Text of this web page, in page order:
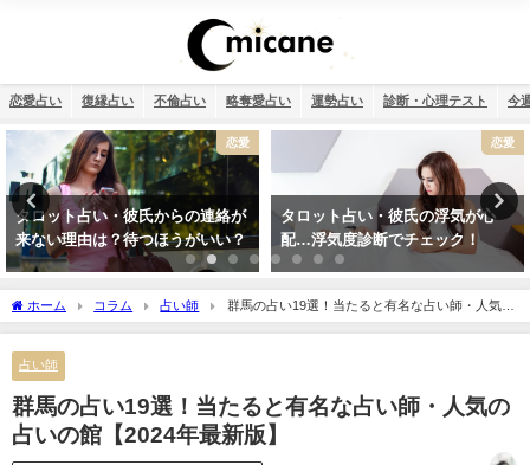
恋愛占い 復縁占い 不倫占い 略奪愛占い 運勢占い 診断・心理テスト 今
恋愛
タロット占い・彼氏の浮気が心
配…浮気度診断でチェック！
恋愛
誕生日占い・運命の人を顔画像付
きで完全無料で鑑定します！
ホーム コラム 占い師
群馬の占い19選！当たると有名な占い師・人気の
占いの館【2024年最新版】
占い師
群馬の占い19選！当たると有名な占い師・人気の
占いの館【2024年最新版】